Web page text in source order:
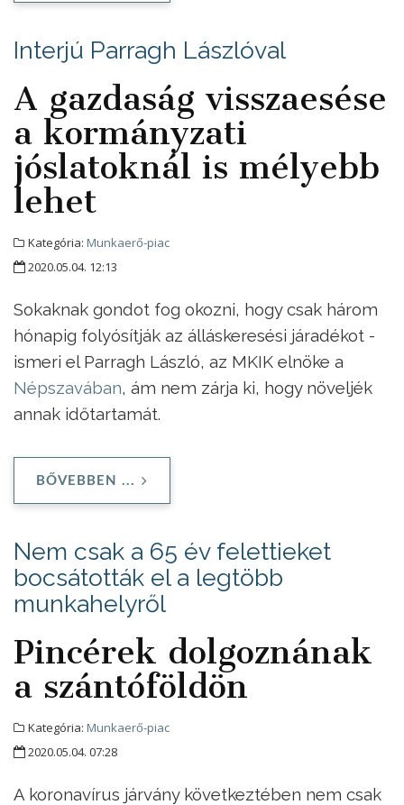
Interjú Parragh Lászlóval
A gazdaság visszaesése
a kormányzati
jóslatoknál is mélyebb
lehet
Kategória: Munkaerő-piac
2020.05.04. 12:13
Sokaknak gondot fog okozni, hogy csak három
hónapig folyósítják az álláskeresési járadékot -
ismeri el Parragh László, az MKIK elnöke a
Népszavában, ám nem zárja ki, hogy növeljék
annak időtartamát.
BŐVEBBEN ...
Nem csak a 65 év felettieket
bocsátották el a legtöbb
munkahelyről
Pincérek dolgoznának
a szántóföldön
Kategória: Munkaerő-piac
2020.05.04. 07:28
A koronavírus járvány következtében nem csak